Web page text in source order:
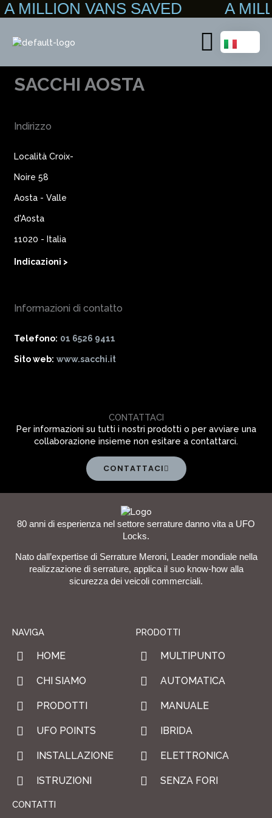
Vai
al
MILLION VANS SAVED A
Main
Menu
SACCHI AOSTA
Indirizzo
Località Croix-
Noire 58
Aosta - Valle
d'Aosta
11020 - Italia
Indicazioni >
Informazioni di contatto
Telefono: 01 6526 9411
Sito web: www.sacchi.it
CONTATTACI
Per informazioni su tutti i nostri prodotti o per avviare una
collaborazione insieme non esitare a contattarci.
CONTATTACI
80 anni di esperienza nel settore serrature danno vita a UFO
Locks.
Nato dall’expertise di Serrature Meroni, Leader mondiale nella
realizzazione di serrature, applica il suo know-how alla
sicurezza dei veicoli commerciali.
NAVIGA
HOME
CHI SIAMO
PRODOTTI
UFO POINTS
INSTALLAZIONE
ISTRUZIONI
PRODOTTI
MULTIPUNTO
AUTOMATICA
MANUALE
IBRIDA
ELETTRONICA
SENZA FORI
CONTATTI